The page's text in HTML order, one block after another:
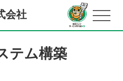
会社
テム構築